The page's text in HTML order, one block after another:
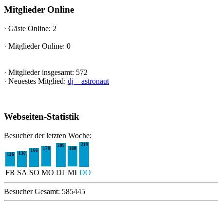
Mitglieder Online
· Gäste Online: 2
· Mitglieder Online: 0
· Mitglieder insgesamt: 572
· Neuestes Mitglied: dj__astronaut
Webseiten-Statistik
Besucher der letzten Woche:
126 138
166 178
209
180
219
FR SA SO MO DI MI DO
Besucher Gesamt: 585445